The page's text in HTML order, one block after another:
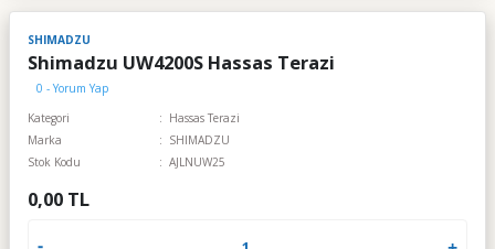
SHIMADZU
Shimadzu UW4200S Hassas Terazi
0 - Yorum Yap
Kategori
Hassas Terazi
Marka
SHIMADZU
Stok Kodu
AJLNUW25
0,00 TL